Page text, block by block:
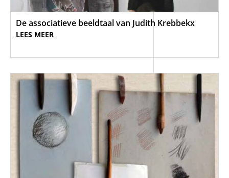
De associatieve beeldtaal van Judith Krebbekx
LEES MEER